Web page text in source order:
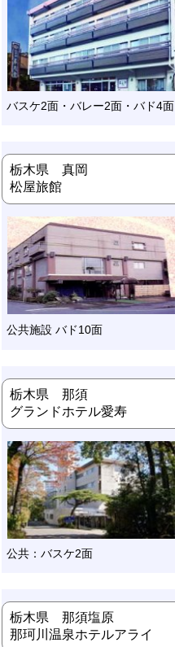
バスケ2面・バレー2面・バド4面
栃木県 真岡
松屋旅館
公共施設 バド10面
栃木県 那須
グランドホテル愛寿
公共：バスケ2面
栃木県 那須塩原
那珂川温泉ホテルアライ